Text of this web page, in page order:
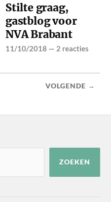
Stilte graag,
gastblog voor
NVA Brabant
11/10/2018 — 2 reacties
VOLGENDE →
ZOEKEN